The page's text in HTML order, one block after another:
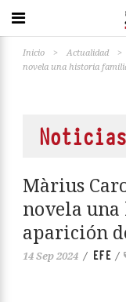
Inicio > Actualidad >
novela una historia
Noticias
Màrius
novela
aparición
14 Sep 2024 / EFE /